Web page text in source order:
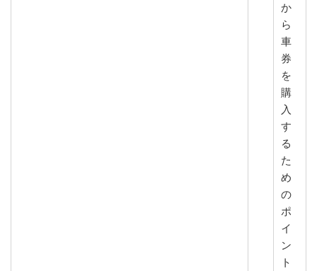
か
ら
車
券
を
購
入
す
る
た
め
の
ポ
イ
ン
ト